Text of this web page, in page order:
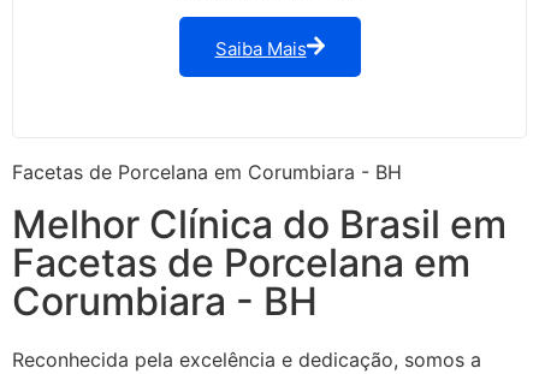
Saiba Mais
Facetas de Porcelana em Corumbiara - BH
Melhor Clínica do Brasil em
Facetas de Porcelana em
Corumbiara - BH
Reconhecida pela excelência e dedicação, somos a